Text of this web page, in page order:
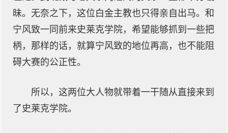
昧。无奈之下，这位白金主教也只得亲自出马。和
宁风致一同前来史莱克学院，希望能够抓到一些把
柄，那样的话，就算宁风致的地位再高，也不能阻
碍大赛的公正性。
所以，这两位大人物就带着一干随从直接来到
了史莱克学院。